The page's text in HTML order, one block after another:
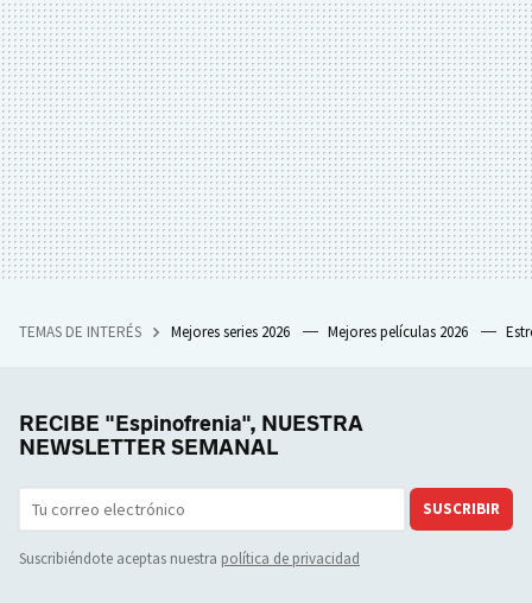
TEMAS DE INTERÉS Mejores series 2026 Mejores películas 2026
RECIBE "Espinofrenia", NUESTRA
NEWSLETTER SEMANAL
SUSCRIBIR
Suscribiéndote aceptas nuestra política de privacidad